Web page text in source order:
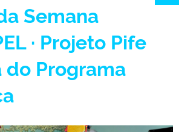
Semana
· Projeto Pife
do Programa